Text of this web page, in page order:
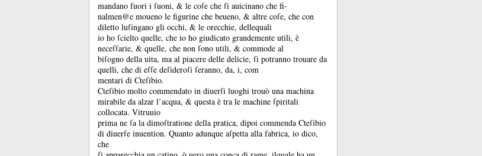
mandano fuori i ſuoni, & le coſe che ſi auicinano che fi-
nalmen@e moueno le figurine che beueno, & altre coſe, che con
diletto luſingano gli occhi, & le orecchie, dellequali
io ho ſcielto quelle, che io ho giudicato grandemente utili, è
neceſſarie, & quelle, che non ſono utili, & commode al
biſogno della uita, ma al piacere delle delicie, ſi potranno trouare da
quelli, che di eſſe deſideroſi ſeranno, da, i, com
mentari di Cteſibio.
Cteſibio molto commendato in diuerſi luoghi trouò una machina
mirabile da alzar l’acqua, & questa è tra le machine ſpiritali
collocata. Vitruuio
prima ne ſa la dimoſtratione della pratica, dipoi commenda Cteſibio
di diuerſe inuention. Quanto adunque aſpetta alla fabrica, io dico,
che